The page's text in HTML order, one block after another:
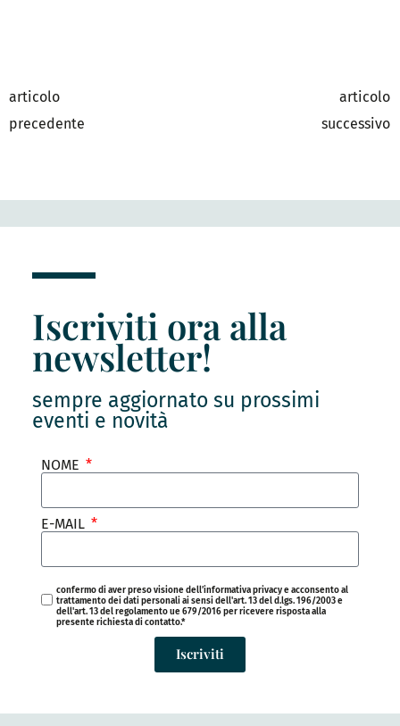
articolo
precedente
articolo
successivo
Iscriviti ora alla
newsletter!
sempre aggiornato su prossimi
eventi e novità
NOME
E-MAIL
confermo di aver preso visione dell’informativa privacy e acconsento al
trattamento dei dati personali ai sensi dell'art. 13 del d.lgs. 196/2003 e
dell'art. 13 del regolamento ue 679/2016 per ricevere risposta alla
presente richiesta di contatto.*
Iscriviti